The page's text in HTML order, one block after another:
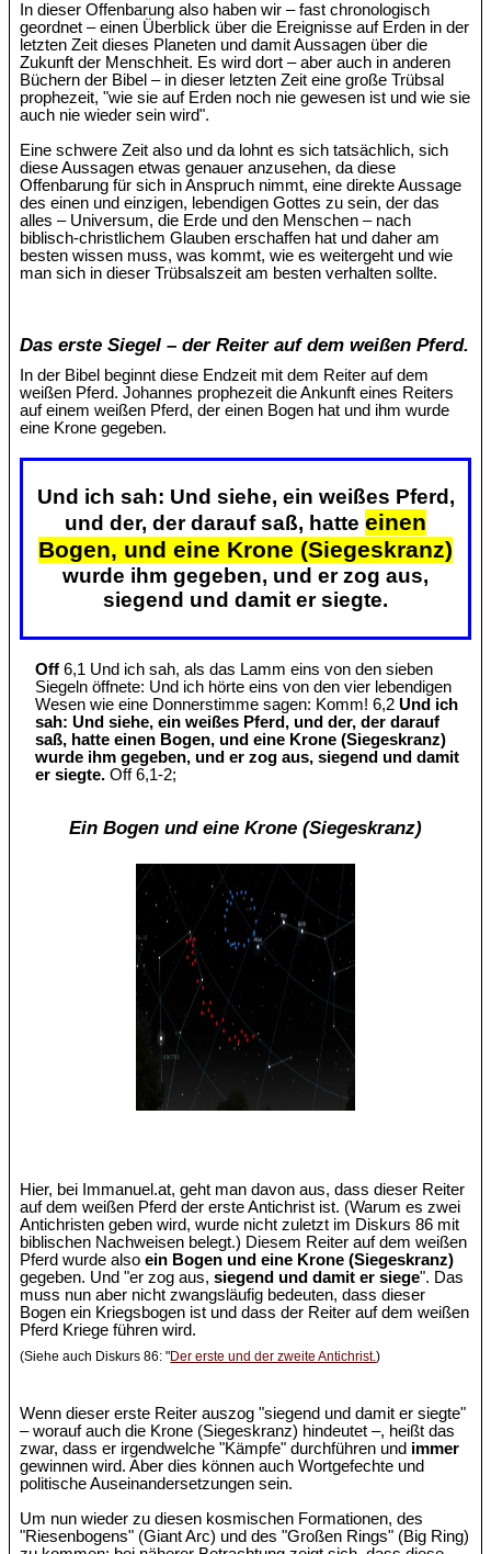
In dieser Offenbarung also haben wir – fast chronologisch
geordnet – einen Überblick über die Ereignisse auf Erden in der
letzten Zeit dieses Planeten und damit Aussagen über die
Zukunft der Menschheit. Es wird dort – aber auch in anderen
Büchern der Bibel – in dieser letzten Zeit eine große Trübsal
prophezeit, "wie sie auf Erden noch nie gewesen ist und wie sie
auch nie wieder sein wird".
Eine schwere Zeit also und da lohnt es sich tatsächlich, sich
diese Aussagen etwas genauer anzusehen, da diese
Offenbarung für sich in Anspruch nimmt, eine direkte Aussage
des einen und einzigen, lebendigen Gottes zu sein, der das
alles – Universum, die Erde und den Menschen – nach
biblisch-christlichem Glauben erschaffen hat und daher am
besten wissen muss, was kommt, wie es weitergeht und wie
man sich in dieser Trübsalszeit am besten verhalten sollte.
Das erste Siegel – der Reiter auf dem weißen Pferd.
In der Bibel beginnt diese Endzeit mit dem Reiter auf dem
weißen Pferd. Johannes prophezeit die Ankunft eines Reiters
auf einem weißen Pferd, der einen Bogen hat und ihm wurde
eine Krone gegeben.
Und ich sah: Und siehe, ein weißes Pferd,
und der, der darauf saß, hatte einen
Bogen, und eine Krone (Siegeskranz)
wurde ihm gegeben, und er zog aus,
siegend und damit er siegte.
Off 6,1 Und ich sah, als das Lamm eins von den sieben
Siegeln öffnete: Und ich hörte eins von den vier lebendigen
Wesen wie eine Donnerstimme sagen: Komm! 6,2Und ich
sah: Und siehe, ein weißes Pferd, und der, der darauf
saß, hatte einen Bogen, und eine Krone (Siegeskranz)
wurde ihm gegeben, und er zog aus, siegend und damit
er siegte. Off 6,1-2;
Ein Bogen und eine Krone (Siegeskranz)
Hier, bei Immanuel.at, geht man davon aus, dass dieser Reiter
auf dem weißen Pferd der erste Antichrist ist. (Warum es zwei
Antichristen geben wird, wurde nicht zuletzt im Diskurs 86 mit
biblischen Nachweisen belegt.) Diesem Reiter auf dem weißen
Pferd wurde alsoein Bogen und eine Krone (Siegeskranz)
gegeben. Und "er zog aus,siegend und damit er siege". Das
muss nun aber nicht zwangsläufig bedeuten, dass dieser
Bogen ein Kriegsbogen ist und dass der Reiter auf dem weißen
Pferd Kriege führen wird.
(Siehe auch Diskurs 86: "Der erste und der zweite Antichrist.)
Wenn dieser erste Reiter auszog "siegend und damit er siegte"
– worauf auch die Krone (Siegeskranz) hindeutet –, heißt das
zwar, dass er irgendwelche "Kämpfe" durchführen und immer
gewinnen wird. Aber dies können auch Wortgefechte und
politische Auseinandersetzungen sein.
Um nun wieder zu diesen kosmischen Formationen, des
"Riesenbogens" (Giant Arc) und des "Großen Rings" (Big Ring)